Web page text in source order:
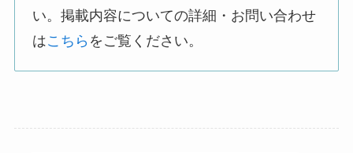
い。掲載内容についての詳細・お問い合わせ
はこちら をご覧ください。